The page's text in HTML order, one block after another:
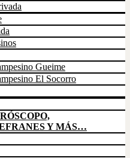
Gueime
El Socorro
Y MÁS…